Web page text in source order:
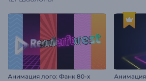
Анимация лого: Фанк 80-х